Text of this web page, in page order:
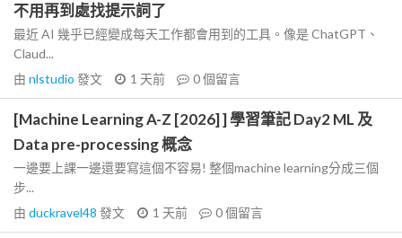
不用再到處找提示詞了
最近 AI 幾乎已經變成每天工作都會用到的工具。像是 ChatGPT、
Claud...
由 nlstudio 發文 1 天前 0個留言
[Machine Learning A-Z [2026] ] 學習筆記 Day2 ML 及
Data pre-processing 概念
一邊要上課一邊還要寫這個不容易! 整個machine learning分成三個
步...
由 duckravel48 發文 1 天前 0個留言